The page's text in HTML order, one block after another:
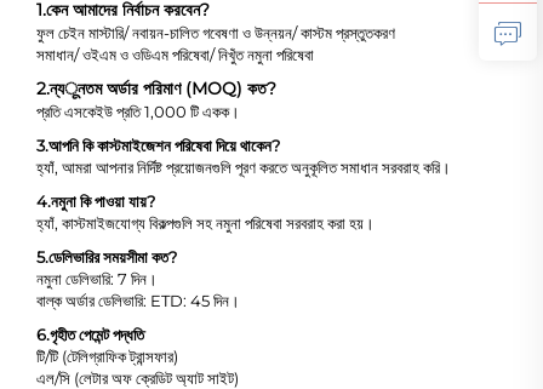
1.কেন আমাদের নির্বাচন করবেন?
ফুল চেইন মাস্টারি/ নবায়ন-চালিত গবেষণা ও উন্নয়ন/ কাস্টম প্রস্তুতকরণ
সমাধান/ ওইএম ও ওডিএম পরিষেবা/ নিখুঁত নমুনা পরিষেবা
2.ন্যूনতম অর্ডার পরিমাণ (MOQ) কত?
প্রতি এসকেইউ প্রতি 1,000 টি একক।
3.আপনি কি কাস্টমাইজেশন পরিষেবা দিয়ে থাকেন?
হ্যাঁ, আমরা আপনার নির্দিষ্ট প্রয়োজনগুলি পূরণ করতে অনুকূলিত সমাধান সরবরাহ করি।
4.নমুনা কি পাওয়া যায়?
হ্যাঁ, কাস্টমাইজযোগ্য বিকল্পগুলি সহ নমুনা পরিষেবা সরবরাহ করা হয়।
5.ডেলিভারির সময়সীমা কত?
নমুনা ডেলিভারি: 7 দিন।
বাল্ক অর্ডার ডেলিভারি: ETD: 45 দিন।
6.গৃহীত পেমেন্ট পদ্ধতি
টি/টি (টেলিগ্রাফিক ট্রান্সফার)
এল/সি (লেটার অফ ক্রেডিট অ্যাট সাইট)